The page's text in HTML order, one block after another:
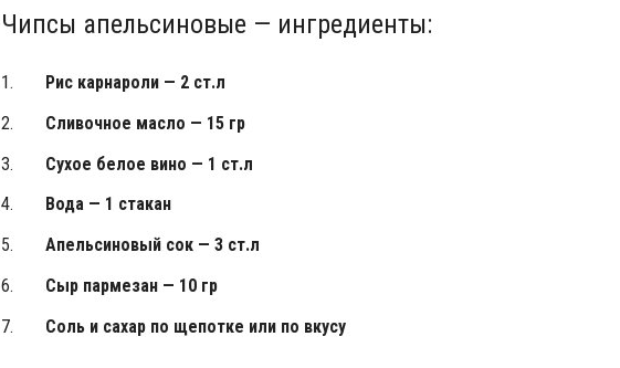
Чипсы апельсиновые — ингредиенты:
Рис карнароли — 2 ст.л
Сливочное масло — 15 гр
Сухое белое вино — 1 ст.л
Вода — 1 стакан
Апельсиновый сок — 3 ст.л
Сыр пармезан — 10 гр
Соль и сахар по щепотке или по вкусу